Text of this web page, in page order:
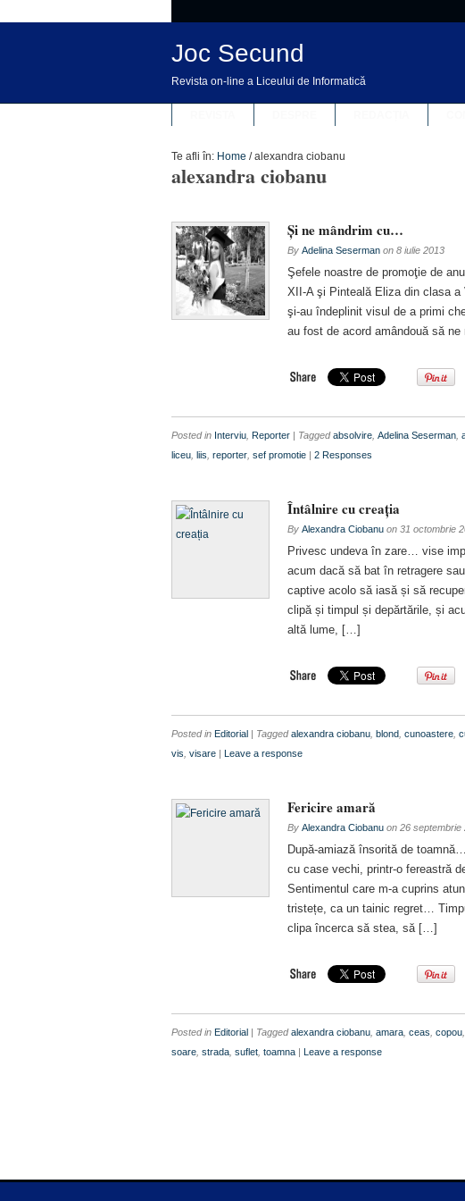
Joc Secund
Revista on-line a Liceului de Informatică
Te afli în: Home / alexandra ciobanu
alexandra ciobanu
Şi ne mândrim cu…
By Adelina Seserman on 8 iulie 2013
Şefele noastre de promoţie de
XII-A şi Pinteală Eliza din clasa
şi-au îndeplinit visul de a primi
au fost de acord amândouă să
Posted in Interviu Reporter | Taggedabsolvire Adelina Seserman
liceu liis reporter sef promotie | 2 Responses
Întâlnire cu creația
By Alexandra Ciobanu on 31 octombrie
Privesc undeva în zare… vise
acum dacă să bat în retragere
captive acolo să iasă și să
clipă și timpul și depărtările, și
altă lume, […]
Posted in Editorial | Taggedalexandra ciobanu blond cunoastere
vis visare | Leave a response
Fericire amară
By Alexandra Ciobanu on 26 septembrie
După-amiază însorită de
cu case vechi, printr-o fereastră
Sentimentul care m-a cuprins
tristețe, ca un tainic regret…
clipa încerca să stea, să […]
Posted in Editorial | Taggedalexandra ciobanu amara ceas copou
soare strada suflet toamna | Leave a response